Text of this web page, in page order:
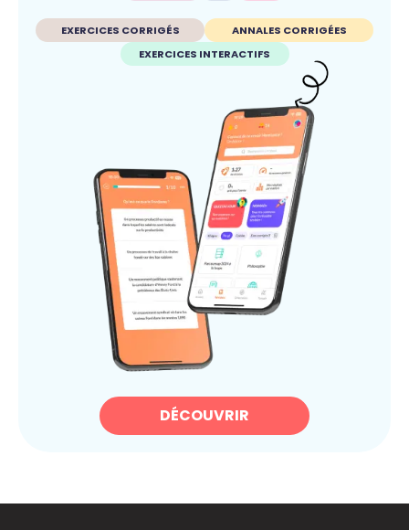
EXERCICES CORRIGÉS
ANNALES CORRIGÉES
EXERCICES INTERACTIFS
DÉCOUVRIR